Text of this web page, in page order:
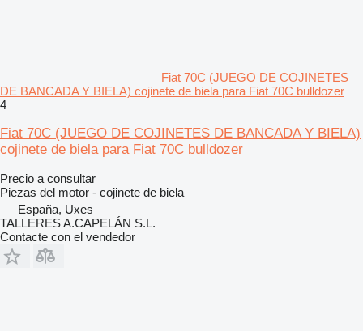
Fiat 70C (JUEGO DE COJINETES
DE BANCADA Y BIELA) cojinete de biela para Fiat 70C bulldozer
4
Fiat 70C (JUEGO DE COJINETES DE BANCADA Y BIELA)
cojinete de biela para Fiat 70C bulldozer
Precio a consultar
Piezas del motor - cojinete de biela
España, Uxes
TALLERES A.CAPELÁN S.L.
Contacte con el vendedor